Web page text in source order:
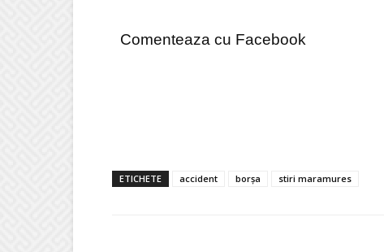
Comenteaza cu Facebook
ETICHETE accident borșa stiri maramures